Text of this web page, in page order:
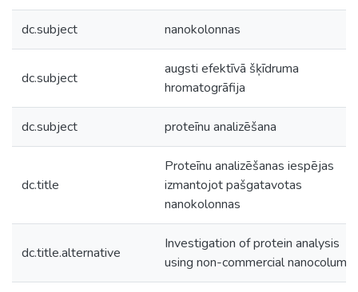
dc.subject nanokolonnas
dc.subject
augsti efektīvā šķīdruma
hromatogrāfija
dc.subject proteīnu analizēšana
dc.title
Proteīnu analizēšanas iespējas
izmantojot pašgatavotas
nanokolonnas
dc.title.alternative
Investigation of protein analysis
using non-commercial